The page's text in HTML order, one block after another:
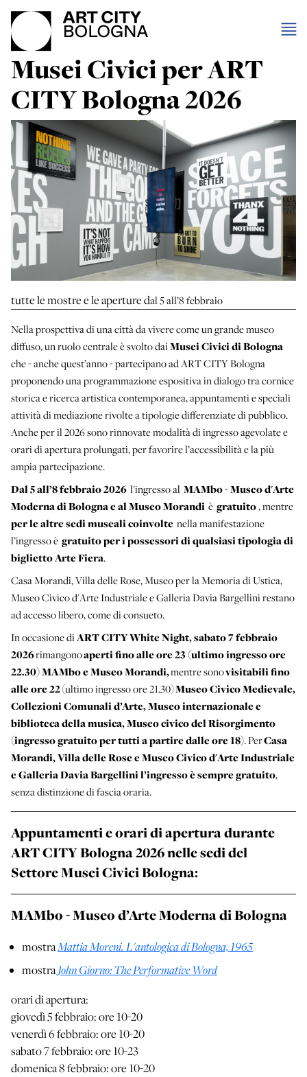
Musei Civici per ART
CITY Bologna 2026
tutte le mostre e le aperture dal 5 all’8 febbraio
Nella prospettiva di una città da vivere come un grande museo
diffuso, un ruolo centrale è svolto daiMusei Civici di Bologna
che - anche quest’anno - partecipano ad ART CITY Bologna
proponendo una programmazione espositiva in dialogo tra cornice
storica e ricerca artistica contemporanea, appuntamenti e speciali
attività di mediazione rivolte a tipologie differenziate di pubblico.
Anche per il 2026 sono rinnovate modalità di ingresso agevolate e
orari di apertura prolungati, per favorire l’accessibilità e la più
ampia partecipazione.
Dal 5 all’8 febbraio 2026 l'ingresso al MAMbo - Museo d'Arte
Moderna di Bologna e al Museo Morandi è gratuito, mentre
per le altre sedi museali coinvolte nella manifestazione
l’ingresso è gratuito per i possessori di qualsiasi tipologia di
biglietto Arte Fiera.
Casa Morandi, Villa delle Rose, Museo per la Memoria di Ustica,
Museo Civico d'Arte Industriale e Galleria Davia Bargellini restano
ad accesso libero, come di consueto.
In occasione diART CITY White Night, sabato 7 febbraio
2026rimangonoaperti fino alle ore 23 (ultimo ingresso ore
22.30) MAMbo e Museo Morandi,mentre sonovisitabili fino
alle ore 22(ultimo ingresso ore 21.30)Museo Civico Medievale,
Collezioni Comunali d’Arte, Museo internazionale e
biblioteca della musica, Museo civico del Risorgimento
(ingresso gratuito per tutti a partire dalle ore 18). PerCasa
Morandi, Villa delle Rose e Museo Civico d'Arte Industriale
e Galleria Davia Bargellini l’ingresso è sempre gratuito,
senza distinzione di fascia oraria.
Appuntamenti e orari di apertura durante
ART CITY Bologna 2026 nelle sedi del
Settore Musei Civici Bologna:
MAMbo - Museo d’Arte Moderna di Bologna
mostraMattia Moreni. L'antologica di Bologna, 1965
mostraJohn Giorno: The Performative Word
orari di apertura:
giovedì 5 febbraio: ore 10-20
venerdì 6 febbraio: ore 10-20
sabato 7 febbraio: ore 10-23
domenica 8 febbraio: ore 10-20